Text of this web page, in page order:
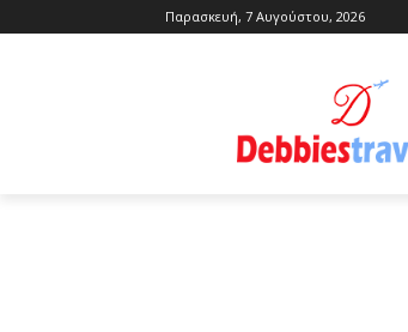
Παρασκευή, 7 Αυγούστου, 2026